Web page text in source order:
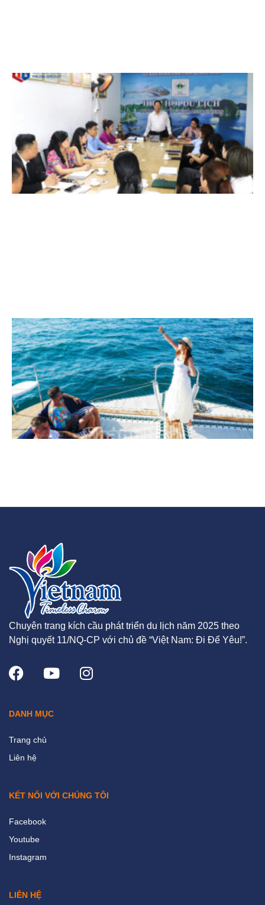
Chuyên trang kích cầu phát triển du lịch năm 2025 theo
Nghị quyết 11/NQ-CP với chủ đề “Việt Nam: Đi Để Yêu!”.
DANH MỤC
Trang chủ
Liên hệ
KẾT NỐI VỚI CHÚNG TÔI
Facebook
Youtube
Instagram
LIÊN HỆ